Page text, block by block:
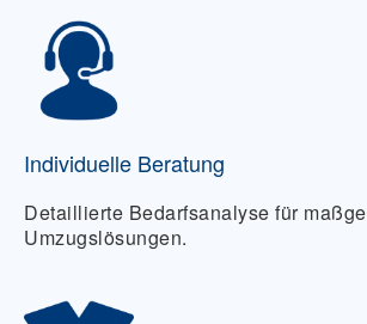
Individuelle Beratung
Detaillierte Bedarfsanalyse für
Umzugslösungen.